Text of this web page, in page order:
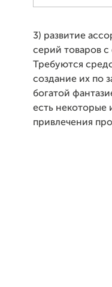
3) развитие
серий товаров
Требуются
создание их по
богатой
есть некоторые
привлечения